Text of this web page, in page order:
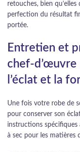
retouches, bien
perfection du résultat
portée.
Entretien et
chef-d’œuvre
l’éclat et la
Une fois votre robe de
pour conserver son
instructions spécifiques
à sec pour les matières